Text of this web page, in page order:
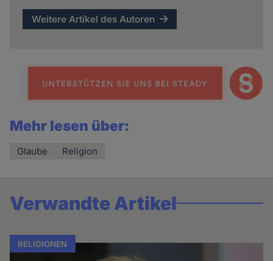
Weitere Artikel des Autoren
Mehr lesen über:
Glaube Religion
Verwandte Artikel
RELIGIONEN